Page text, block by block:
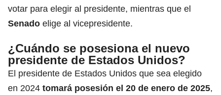
votar para elegir al presidente, mientras que el
Senado elige al vicepresidente.
¿Cuándo se posesiona el nuevo
presidente de Estados Unidos?
El presidente de Estados Unidos que sea elegido
en 2024 tomará posesión el 20 de enero de 2025,